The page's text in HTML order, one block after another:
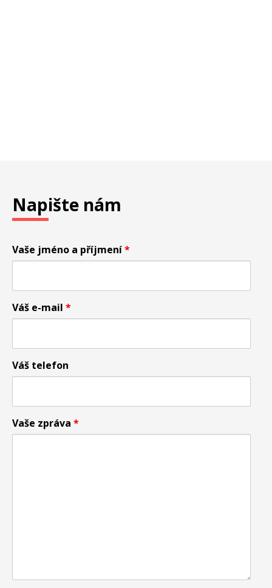
Napište nám
Vaše jméno a příjmení*
Váš e-mail *
Váš telefon
Vaše zpráva *